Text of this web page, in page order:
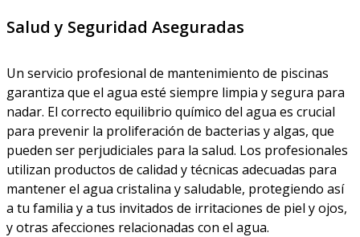
Salud y Seguridad Aseguradas
Un servicio profesional de mantenimiento de piscinas
garantiza que el agua esté siempre limpia y segura para
nadar. El correcto equilibrio químico del agua es crucial
para prevenir la proliferación de bacterias y algas, que
pueden ser perjudiciales para la salud. Los profesionales
utilizan productos de calidad y técnicas adecuadas para
mantener el agua cristalina y saludable, protegiendo así
a tu familia y a tus invitados de irritaciones de piel y ojos,
y otras afecciones relacionadas con el agua.